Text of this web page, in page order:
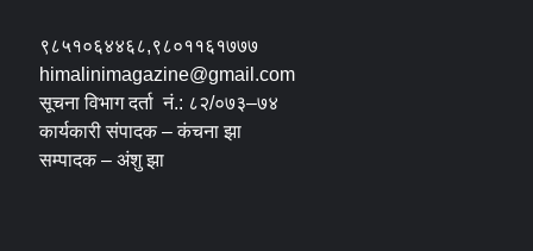
९८५१०६४४६८,९८०११६१७७७
himalinimagazine@gmail.com
सूचना विभाग दर्ता नं.: ८२/०७३–७४
कार्यकारी संपादक – कंचना झा
सम्पादक – अंशु झा